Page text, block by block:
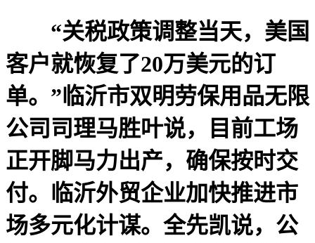
“关税政策调整当天，美国
客户就恢复了20万美元的订
单。”临沂市双明劳保用品无限
公司司理马胜叶说，目前工场
正开脚马力出产，确保按时交
付。临沂外贸企业加快推进市
场多元化计谋。全先凯说，公